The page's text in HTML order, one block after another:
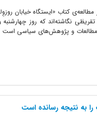
کتاب «ایستگاه خیابان
به نتیجه رسانده است